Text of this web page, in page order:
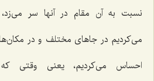
نسبت به آن مقام در آنها سر
می‌كردیم در جاهای مختلف و در
احساس می‌كردیم، یعنی وقتی